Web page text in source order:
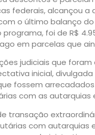
federais, alcançou a
o último balanço
foi de R$
em parcelas que
judiciais que
inicial,
fossem
com as autarquias
transação
com autarquias